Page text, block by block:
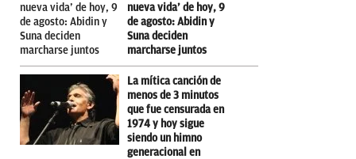
nueva vida’ de hoy, 9
de agosto: Abidin y
Suna deciden
marcharse juntos
La mítica canción de
menos de 3 minutos
que fue censurada en
1974 y hoy sigue
siendo un himno
generacional en